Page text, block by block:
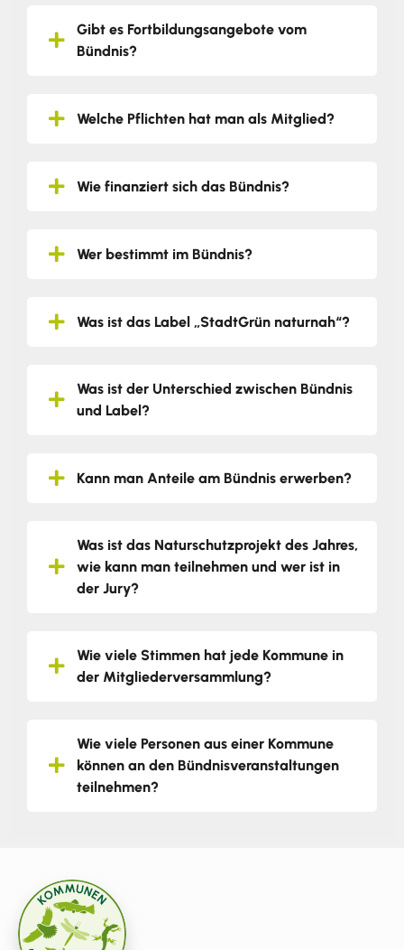
Gibt es Fortbildungsangebote vom
Bündnis?
Welche Pflichten hat man als Mitglied?
Wie finanziert sich das Bündnis?
Wer bestimmt im Bündnis?
Was ist das Label „StadtGrün naturnah“?
Was ist der Unterschied zwischen Bündnis
und Label?
Kann man Anteile am Bündnis erwerben?
Was ist das Naturschutzprojekt des Jahres,
wie kann man teilnehmen und wer ist in
der Jury?
Wie viele Stimmen hat jede Kommune in
der Mitgliederversammlung?
Wie viele Personen aus einer Kommune
können an den Bündnisveranstaltungen
teilnehmen?